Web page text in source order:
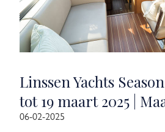
Linssen Yachts
tot 19 maart 2025 |
06-02-2025